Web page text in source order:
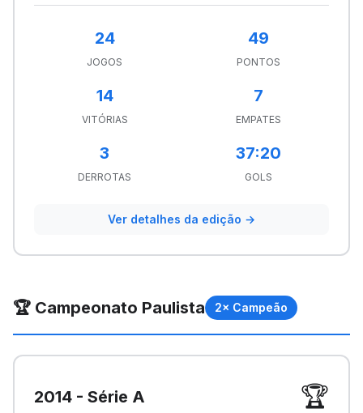
24
JOGOS
49
PONTOS
14
VITÓRIAS
7
EMPATES
3
DERROTAS
37:20
GOLS
Ver detalhes da edição →
🏆 Campeonato Paulista 2× Campeão
2014 - Série A 🏆